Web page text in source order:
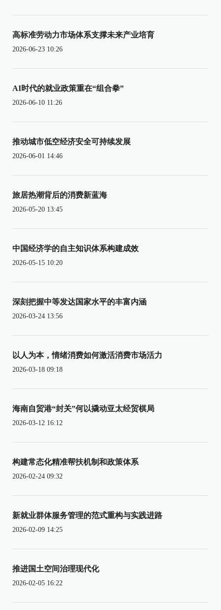
高标准劳动力市场体系支撑未来产业培育
2026-06-23 10:26
AI时代的就业政策重在“组合拳”
2026-06-10 11:26
推动城市低空经济安全可持续发展
2026-06-01 14:46
旅居热潮背后的消费新蓝海
2026-05-20 13:45
中国经济学的自主知识体系构建成效
2026-05-15 10:20
深刻把握中等发达国家水平的丰富内涵
2026-03-24 13:56
以人为本，情绪消费如何激活消费市场活力
2026-03-18 09:18
海南自贸港“封关”何以撬动亚太经贸棋局
2026-03-12 16:12
构建常态化精准帮扶机制和政策体系
2026-02-24 09:32
新就业群体服务管理的范式重构与实践进路
2026-02-09 14:25
推进国土空间治理现代化
2026-02-05 16:22